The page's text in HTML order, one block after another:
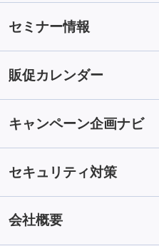
セミナー情報
販促カレンダー
キャンペーン企画ナビ
セキュリティ対策
会社概要